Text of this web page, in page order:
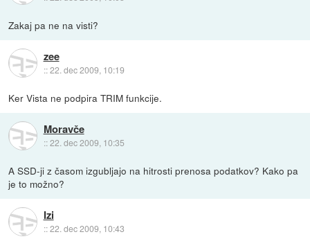
Zakaj pa ne na visti?
zee
::22. dec 2009, 10:19
Ker Vista ne podpira TRIM funkcije.
Moravče
::22. dec 2009, 10:35
A SSD-ji z časom izgubljajo na hitrosti prenosa podatkov? Kako pa
je to možno?
Izi
::22. dec 2009, 10:43